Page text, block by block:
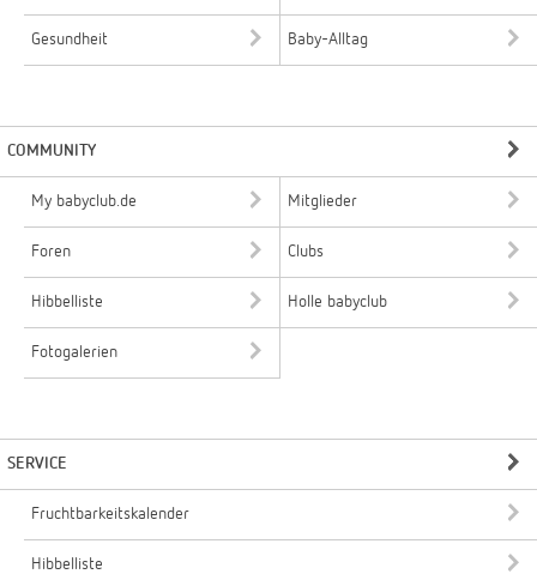
Gesundheit Baby-Alltag
COMMUNITY
My babyclub.de Mitglieder
Foren Clubs
Hibbelliste Holle babyclub
Fotogalerien
SERVICE
Fruchtbarkeitskalender
Hibbelliste